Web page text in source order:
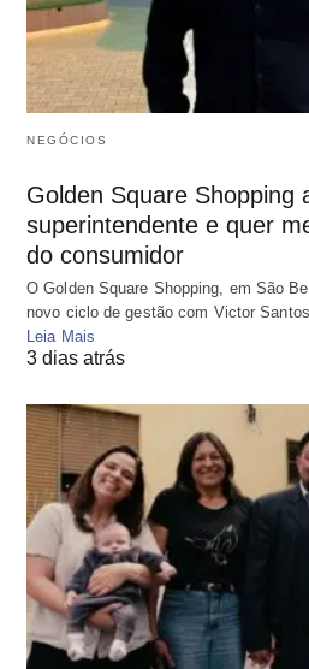
NEGÓCIOS
Golden Square Shopping
superintendente e quer
do consumidor
O Golden Square Shopping, em São
novo ciclo de gestão com Victor
Leia Mais
3 dias atrás